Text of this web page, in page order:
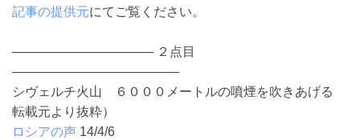
記事の提供元にてご覧ください。
——————————— ２点目
—————————————
シヴェルチ火山 ６０００メートルの噴煙を吹きあげる
転載元より抜粋）
ロシアの声 14/4/6